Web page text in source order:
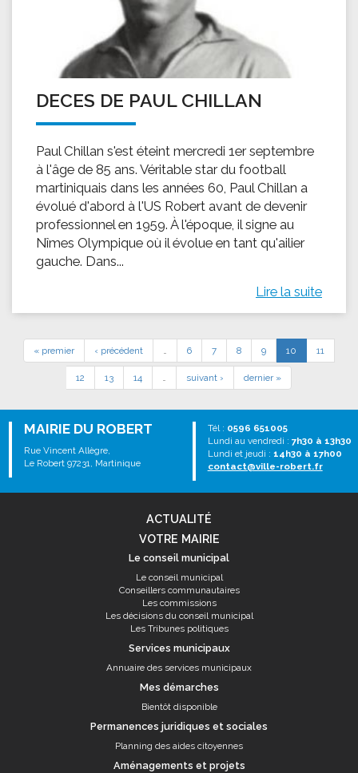
DECES DE PAUL CHILLAN
Paul Chillan s'est éteint mercredi 1er septembre
à l'âge de 85 ans. Véritable star du football
martiniquais dans les années 60, Paul Chillan a
évolué d'abord à l'US Robert avant de devenir
professionnel en 1959. À l'époque, il signe au
Nîmes Olympique où il évolue en tant qu'ailier
gauche. Dans...
Lire la suite
« premier ‹ précédent … 6 7 8 9 10 11
12 13 14 … suivant › dernier »
MAIRIE DU ROBERT
Rue Vincent Allègre,
Le Robert 97231, Martinique
Tél : 0596 651005
Lundi au vendredi : 7h30 à 13h30
Lundi et jeudi : 14h30 à 17h00
contact@ville-robert.fr
ACTUALITÉ
VOTRE MAIRIE
Le conseil municipal
Le conseil municipal
Conseillers communautaires
Les commissions
Les décisions du conseil municipal
Les Tribunes politiques
Services municipaux
Annuaire des services municipaux
Mes démarches
Bientôt disponible
Permanences juridiques et sociales
Planning des aides citoyennes
Aménagements et projets